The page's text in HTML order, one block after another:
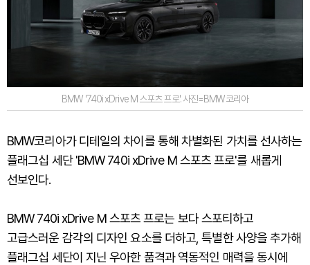
BMW '740i xDrive M 스포츠 프로'. 사진=BMW코리아
BMW코리아가 디테일의 차이를 통해 차별화된 가치를 선사하는
플래그십 세단 'BMW 740i xDrive M 스포츠 프로'를 새롭게
선보인다.
BMW 740i xDrive M 스포츠 프로는 보다 스포티하고
고급스러운 감각의 디자인 요소를 더하고, 특별한 사양을 추가해
플래그십 세단이 지닌 우아한 품격과 역동적인 매력을 동시에